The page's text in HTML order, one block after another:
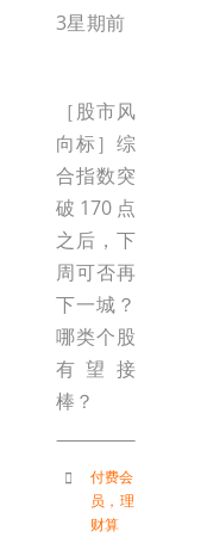
3星期前
［股市风
向标］综
合指数突
破170点
之后，下
周可否再
下一城？
哪类个股
有望接
棒？
付费会
员 ， 理
财算